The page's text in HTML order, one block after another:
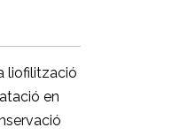
liofilització
en